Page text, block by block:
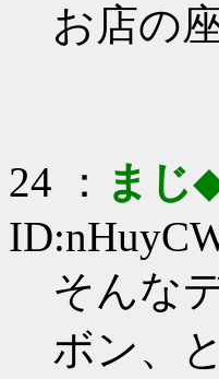
お店の
24 ： まじ
そんな
ボン、